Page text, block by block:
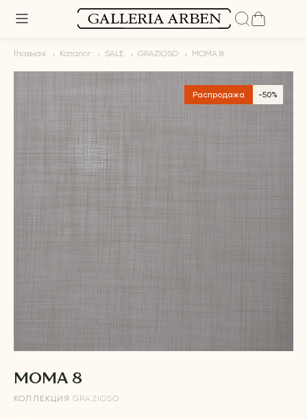
Главная Каталог SALE GRAZIOSO MOMA 8
Распродажа -50%
MOMA 8
КОЛЛЕКЦИЯ GRAZIOSO